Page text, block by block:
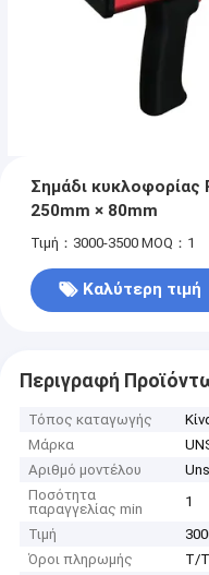
Σημάδι
250mm × 80mm
Τιμή：3000-3500 MOQ：1
Καλύτερη τιμή
Περιγραφή
Τόπος καταγωγής
Μάρκα
Αριθμό μοντέλου
Ποσότητα
παραγγελίας min
1
Τιμή
Όροι πληρωμής
T/T